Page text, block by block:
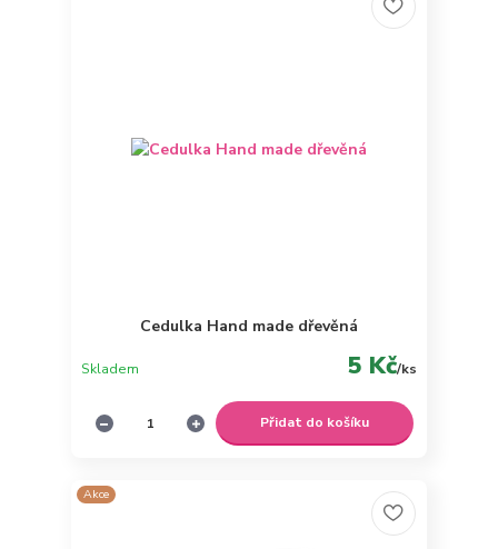
Cedulka Hand made dřevěná
5 Kč/ks
Skladem
Přidat do košíku
Akce